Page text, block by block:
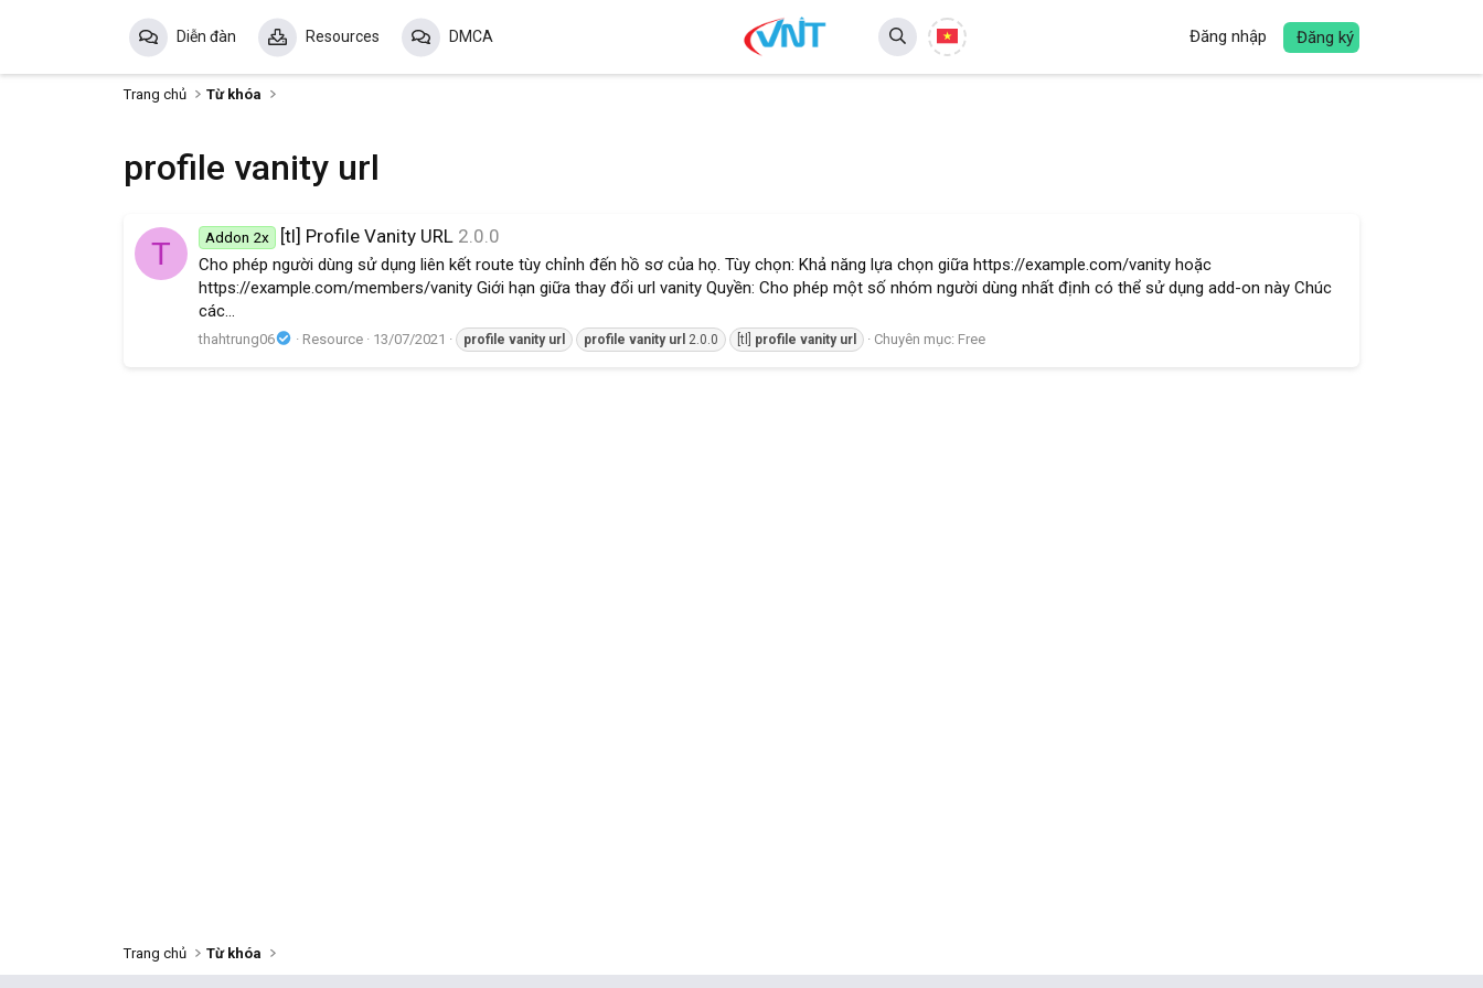
Diễn đàn Resources DMCA Đăng nhập Đăng ký
Trang chủ Từ khóa
profile vanity url
T Addon 2x [tl] Profile Vanity URL 2.0.0
Cho phép người dùng sử dụng liên kết route tùy chỉnh đến hồ sơ của họ. Tùy chọn: Khả năng lựa chọn giữa https://example.com/vanity hoặc
https://example.com/members/vanity Giới hạn giữa thay đổi url vanity Quyền: Cho phép một số nhóm người dùng nhất định có thể sử dụng add-on này Chúc
các...
thahtrung06 Resource 13/07/2021 profile vanity url profile vanity url 2.0.0 [tl] profile vanity url Chuyên mục: Free
Trang chủ Từ khóa